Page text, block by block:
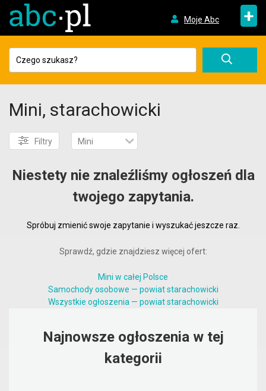
Moje Abc +
Mini, starachowicki
Filtry Mini
Niestety nie znaleźliśmy ogłoszeń dla
twojego zapytania.
Spróbuj zmienić swoje zapytanie i wyszukać jeszcze raz.
Sprawdź, gdzie znajdziesz więcej ofert:
Mini w całej Polsce
Samochody osobowe — powiat starachowicki
Wszystkie ogłoszenia — powiat starachowicki
Najnowsze ogłoszenia w tej
kategorii